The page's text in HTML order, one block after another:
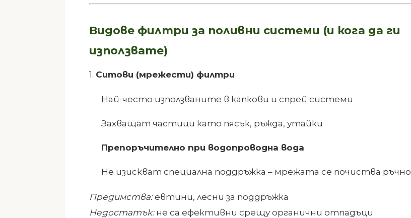
Видове филтри за поливни системи (и кога да ги
използвате)
1. Ситови (мрежести) филтри
Най-често използваните в капкови и спрей системи
Захващат частици като пясък, ръжда, утайки
Препоръчително при водопроводна вода
Не изискват специална поддръжка – мрежата се почиства ръчно
Предимства:евтини, лесни за поддръжка
Недостатък:не са ефективни срещу органични отпадъци